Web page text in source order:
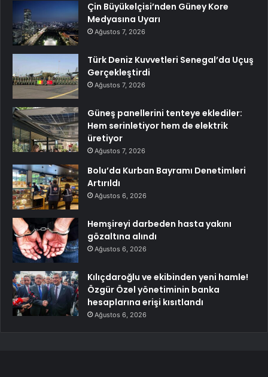
Çin Büyükelçisi’nden Güney Kore
Medyasına Uyarı
Ağustos 7, 2026
Türk Deniz Kuvvetleri Senegal’da Uçuş
Gerçekleştirdi
Ağustos 7, 2026
Güneş panellerini tenteye eklediler:
Hem serinletiyor hem de elektrik
üretiyor
Ağustos 7, 2026
Bolu’da Kurban Bayramı Denetimleri
Artırıldı
Ağustos 6, 2026
Hemşireyi darbeden hasta yakını
gözaltına alındı
Ağustos 6, 2026
Kılıçdaroğlu ve ekibinden yeni hamle!
Özgür Özel yönetiminin banka
hesaplarına erişi kısıtlandı
Ağustos 6, 2026